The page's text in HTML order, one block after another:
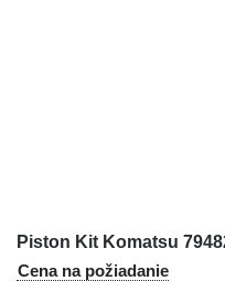
Piston Kit Komatsu
Cena na požiadanie